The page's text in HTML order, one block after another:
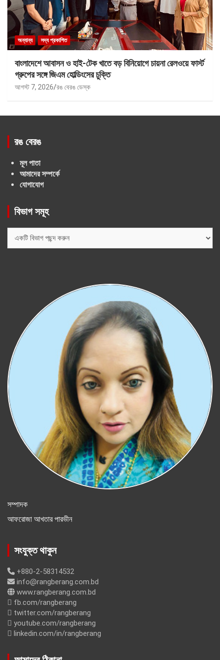
অন্যান্য সদ্য প্রকাশিত
বাংলাদেশে আবাসন ও হাই-টেক খাতে বড় বিনিয়োগে চায়না রেলওয়ে ফার্স্ট
গ্রুপের সঙ্গে জিএম হোল্ডিংসের চুক্তি
আগস্ট 7, 2026 রঙ বেরঙ ডেস্ক
রঙ বেরঙ
মূল পাতা
আমাদের সম্পর্কে
যোগাযোগ
বিভাগ সমূহ
সম্পাদক
আফরোজা আখতার পারভীন
সংযুক্ত থাকুন
+880-2-58314532
info@rangberang.com.bd
www.rangberang.com.bd
fb.com/rangberang
twitter.com/rangberang
youtube.com/rangberang
linkedin.com/in/rangberang